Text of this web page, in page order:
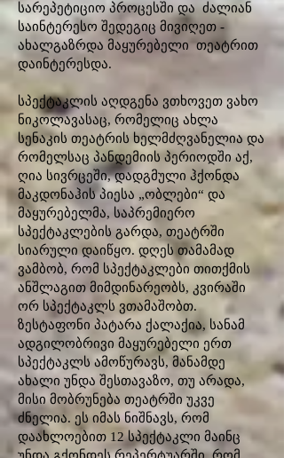
სარეპეტიციო პროცესში და ძალიან
საინტერესო შედეგიც მივიღეთ -
ახალგაზრდა მაყურებელი თეატრით
დაინტერესდა.
სპექტაკლის აღდგენა ვთხოვეთ ვახო
ნიკოლავასაც, რომელიც ახლა
სენაკის თეატრის ხელმძღვანელია და
რომელსაც პანდემიის პერიოდში აქ,
ღია სივრცეში, დადგმული ჰქონდა
მაკდონაჰის პიესა „ობლები“ და
მაყურებელმა, საპრემიერო
სპექტაკლების გარდა, თეატრში
სიარული დაიწყო. დღეს თამამად
ვამბობ, რომ სპექტაკლები თითქმის
ანშლაგით მიმდინარეობს, კვირაში
ორ სპექტაკლს ვთამაშობთ.
ზესტაფონი პატარა ქალაქია, სანამ
ადგილობრივი მაყურებელი ერთ
სპექტაკლს ამოწურავს, მანამდე
ახალი უნდა შესთავაზო, თუ არადა,
მისი მობრუნება თეატრში უკვე
ძნელია. ეს იმას ნიშნავს, რომ
დაახლოებით 12 სპექტაკლი მაინც